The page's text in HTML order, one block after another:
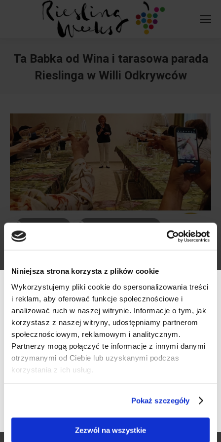
Niniejsza strona korzysta z plików cookie
Wykorzystujemy pliki cookie do spersonalizowania treści
i reklam, aby oferować funkcje społecznościowe i
analizować ruch w naszej witrynie. Informacje o tym, jak
korzystasz z naszej witryny, udostępniamy partnerom
społecznościowym, reklamowym i analitycznym.
Partnerzy mogą połączyć te informacje z innymi danymi
otrzymanymi od Ciebie lub uzyskanymi podczas
korzystania z ich usług.
Pokaż szczegóły
Zezwól na wszystkie
Werfikacja wieku
Czy masz ukończone 18 lat?
NIE
Ta Babka od Wina i tarasowa parada
Rieslinga w Willi Odkrywców
757445577
willaodkrywcow.pl/
2024-06-14
16:00
venue
Hotel*** Willa Odkrywców
Serdecznie zapraszamy na degustację rieslingów, którą
poprowadzi Agnieszka Kluszczyńska znana jako Ta Babka od